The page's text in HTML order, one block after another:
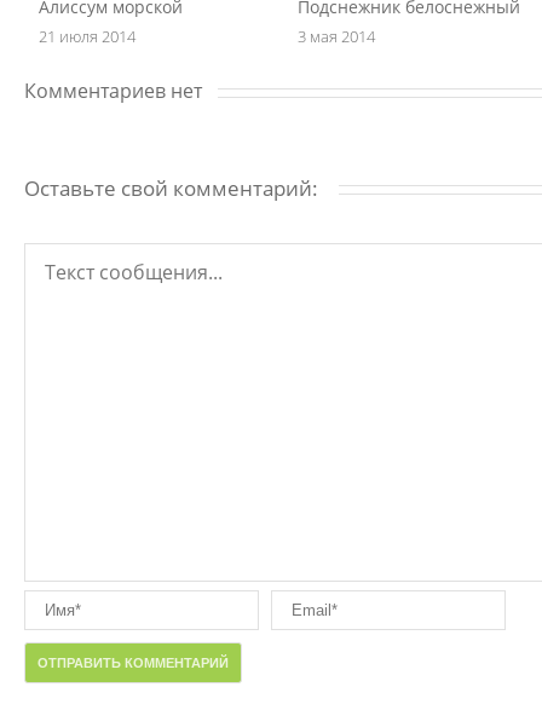
Алиссум морской
21 июля 2014
Подснежник белоснежный
3 мая 2014
Комментариев нет
Оставьте свой комментарий: